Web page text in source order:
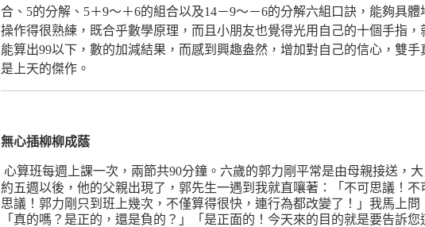
合、5的分解、5＋9～＋6的組合以及14－9～－6的分解六組口訣，能夠具體
操作得很熟練，既合乎數學原理，而且小朋友也覺得光用自己的十個手指，
能算出99以下，數的加減結果，而感到興趣盎然，增加對自己的信心，雙手
是上天的傑作。
無心插柳柳成蔭
心算班每週上課一次，兩節共90分鐘。六歲的郭力剛平常是由母親接送，大
約五週以後，他的父親出現了，郭先生一遇到我就直嚷著：「不可思議！不
思議！郭力剛只到班上幾次，不僅算得很快，連行為都改變了！」我馬上問
「真的嗎？是正的，還是負的？」「是正面的！今天來的目的就是要告訴您